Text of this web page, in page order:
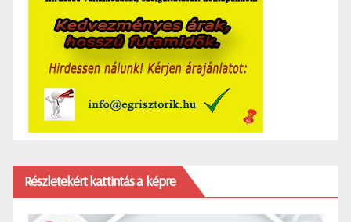
Részletekért kattintás a képre